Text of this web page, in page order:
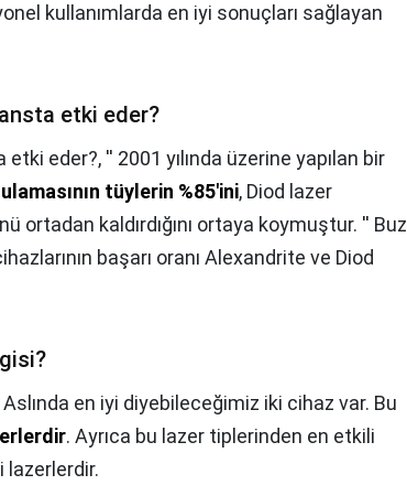
kullanımlarda en iyi sonuçları sağlayan
etki eder?
etki eder?, '' 2001 yılında üzerine yapılan bir
tüylerin %85'ini, Diod lazer
ortadan kaldırdığını ortaya koymuştur. '' Buz
başarı oranı Alexandrite ve Diod
Aslında en iyi diyebileceğimiz iki cihaz var. Bu
. Ayrıca bu lazer tiplerinden en etkili
lazerlerdir.